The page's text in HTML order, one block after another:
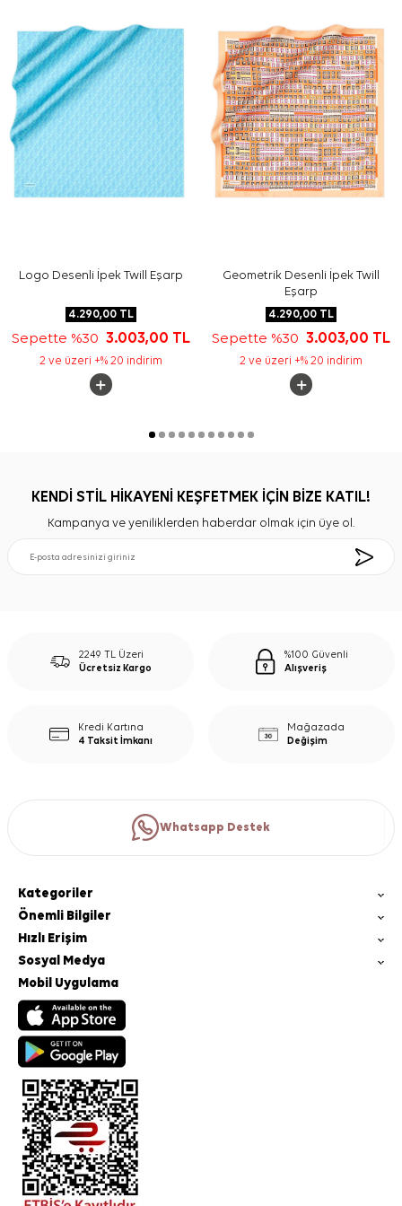
Yıkama ve bakım için ürün etiketindeki talimatları
izleyiniz. İpek ve hassas eşarplarda elde hassas bakım
gerektiğindeAker İpek Eşarp Şampuanıkullanımı
destekleyici bir tercih olabilir.
Sıkça Sorulan Sorular
Lacivert İpek Kare Leopar Desenli Eşarp hangi
ölçüdedir?
Bu ipek eşarp hangi renklerden oluşur?
Leopar desenli eşarp nasıl kombinlenir?
Logo Desenli İpek Twill Eşarp
4.290,00TL
Sepette %30 3.003,00 TL
2 ve üzeri +% 20 indirim
Geometrik Desenli İpek Twill
Eşarp
4.290,00 TL
Sepette %303.003,00 TL
2 ve üzeri +% 20 indirim
KENDİ STİL HİKAYENİ KEŞFETMEK İÇİN BİZE KATIL!
Kampanya ve yeniliklerden haberdar olmak için üye ol.
2249 TL Üzeri
Ücretsiz Kargo
%100 Güvenli
Alışveriş
Kredi Kartına
4 Taksit İmkanı
Mağazada
Değişim
Whatsapp Destek
Kategoriler
Önemli Bilgiler
Hızlı Erişim
Sosyal Medya
Mobil Uygulama